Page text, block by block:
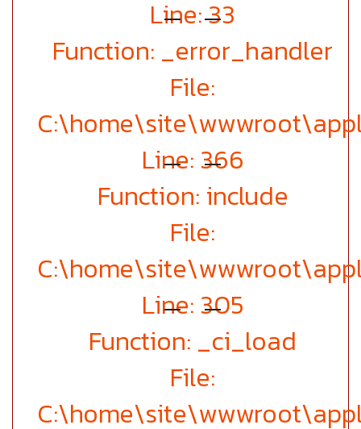
Line: 33
Function: _error_handler
File:
Line: 366
Function: include
File:
Line: 305
Function: _ci_load
File: